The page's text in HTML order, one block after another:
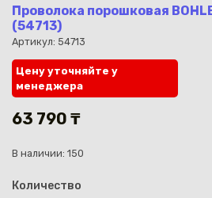
Проволока порошковая
(54713)
Артикул: 54713
Цену уточняйте у
менеджера
63 790 ₸
В наличии: 150
Количество